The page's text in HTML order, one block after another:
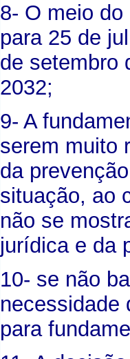
8- O meio
para 25 de
de setembro
2032;
9- A
serem muito
da
situação, ao
não se
jurídica e da
10- se não
necessidade
para